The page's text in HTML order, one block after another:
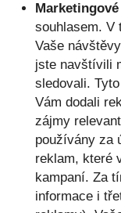
souhlasem. V
Vaše
jste navštívili
sledovali.
Vám dodali
zájmy
používány za
reklam, které
kampaní. Za
informace i